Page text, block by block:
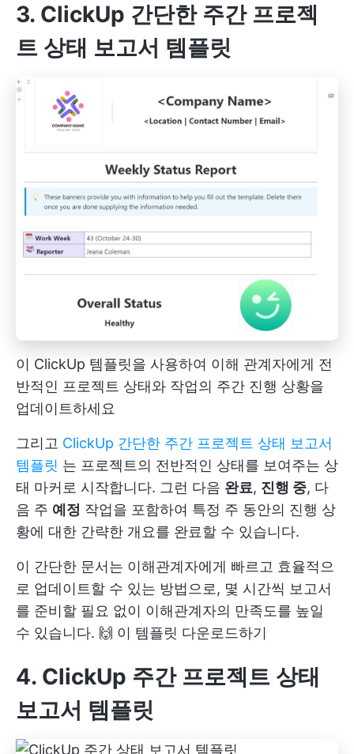
3. ClickUp 간단한 주간 프로젝
트 상태 보고서 템플릿
이 ClickUp 템플릿을 사용하여 이해 관계자에게 전
반적인 프로젝트 상태와 작업의 주간 진행 상황을
업데이트하세요
그리고 ClickUp 간단한 주간 프로젝트 상태 보고서
템플릿 는 프로젝트의 전반적인 상태를 보여주는 상
태 마커로 시작합니다. 그런 다음 완료, 진행 중, 다
음 주 예정 작업을 포함하여 특정 주 동안의 진행 상
황에 대한 간략한 개요를 완료할 수 있습니다.
이 간단한 문서는 이해관계자에게 빠르고 효율적으
로 업데이트할 수 있는 방법으로, 몇 시간씩 보고서
를 준비할 필요 없이 이해관계자의 만족도를 높일
수 있습니다. 🙌 이 템플릿 다운로드하기
4. ClickUp 주간 프로젝트 상태
보고서 템플릿